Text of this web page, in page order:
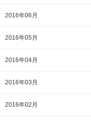
2016年06月
2016年05月
2016年04月
2016年03月
2016年02月